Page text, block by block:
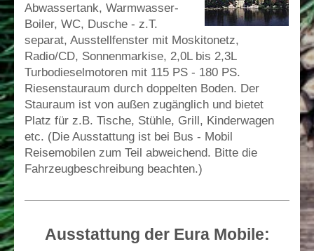
Abwassertank, Warmwasser-
Boiler, WC, Dusche - z.T.
separat, Ausstellfenster mit Moskitonetz,
Radio/CD, Sonnenmarkise, 2,0L bis 2,3L
Turbodieselmotoren mit 115 PS - 180 PS.
Riesenstauraum durch doppelten Boden. Der
Stauraum ist von außen zugänglich und bietet
Platz für z.B. Tische, Stühle, Grill, Kinderwagen
etc. (Die Ausstattung ist bei Bus - Mobil
Reisemobilen zum Teil abweichend. Bitte die
Fahrzeugbeschreibung beachten.)
Ausstattung der Eura Mobile: